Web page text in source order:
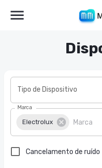
Tipo de Dispositivo
Marca
Electrolux
Cancelamento de ruído